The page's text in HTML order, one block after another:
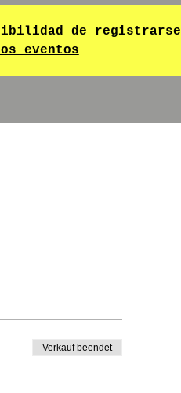
de registrarse
eventos
Verkauf beendet